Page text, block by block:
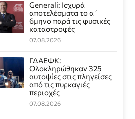
Generali: Ισχυρά
αποτελέσματα το α΄
6μηνο παρά τις φυσικές
καταστροφές
07.08.2026
ΓΔΑΕΦΚ:
Ολοκληρώθηκαν 325
αυτοψίες στις πληγείσες
από τις πυρκαγιές
περιοχές
07.08.2026